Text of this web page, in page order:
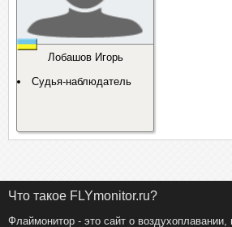
Лобашов Игорь
Судья-наблюдатель
Что такое FLYmonitor.ru?
Флаймонитор - это сайт о воздухоплавании,